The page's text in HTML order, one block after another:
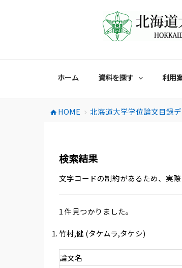
ホーム 資料を探す 利用
home HOME chevron_right 北海道大学学位論文目録
検索結果
文字コードの制約があるため、実
1 件見つかりました。
竹村,健 (タケムラ,タケシ)
論文名